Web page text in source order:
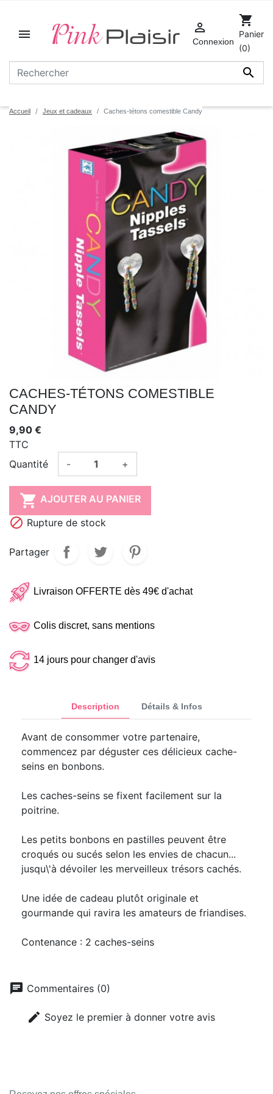



Connexion
shopping_cart
Panier
(0)
Accueil Jeux et cadeaux Caches-tétons comestible Candy
CACHES-TÉTONS COMESTIBLE
CANDY
9,90 €
TTC
Quantité
- +
 AJOUTER AU PANIER
 Rupture de stock
Partager
Livraison OFFERTE dès 49€ d'achat
Colis discret, sans mentions
14 jours pour changer d'avis
Description Détails & Infos
Avant de consommer votre partenaire,
commencez par déguster ces délicieux cache-
seins en bonbons.
Les caches-seins se fixent facilement sur la
poitrine.
Les petits bonbons en pastilles peuvent être
croqués ou sucés selon les envies de chacun...
jusqu\'à dévoiler les merveilleux trésors cachés.
Une idée de cadeau plutôt originale et
gourmande qui ravira les amateurs de friandises.
Contenance : 2 caches-seins
chat Commentaires (0)
edit Soyez le premier à donner votre avis